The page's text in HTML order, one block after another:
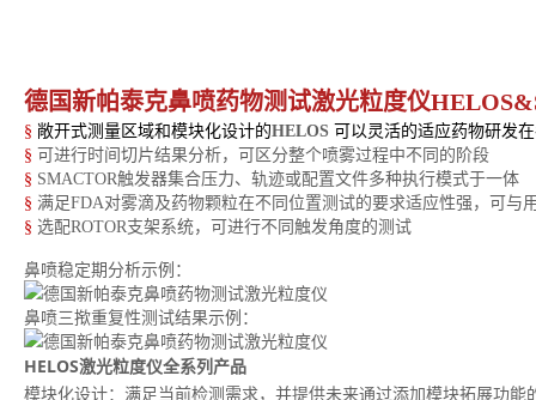
德国新帕泰克鼻喷药物测试激光粒度仪
§ 敞开式测量区域和模块化设计的HELOS 可以灵活的适应药物研发
§ 可进行时间切片结果分析，可区分整个喷雾过程中不同的阶段
§ SMACTOR触发器集合压力、轨迹或配置文件多种执行模式于一体
§ 满足FDA对雾滴及药物颗粒在不同位置测试的要求适应性强，可与
§ 选配ROTOR支架系统，可进行不同触发角度的测试
鼻喷稳定期分析示例：
鼻喷三揿重复性测试结果示例：
HELOS激光粒度仪全系列产品
模块化设计：满足当前检测需求，并提供未来通过添加模块拓展功能